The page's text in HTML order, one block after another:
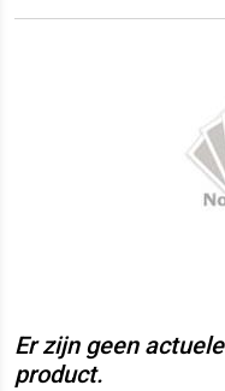
Er zijn geen
product.